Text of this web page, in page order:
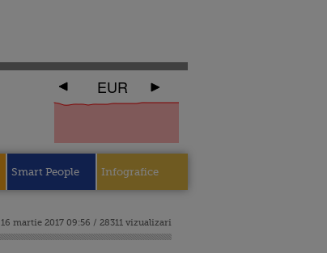
EUR
Smart People Infografice
16 martie 2017 09:56 / 28311 vizualizari